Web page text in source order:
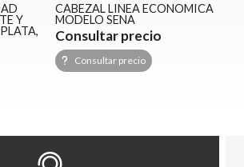
Y
CABEZAL LINEA ECONOMICA
MODELO SENA
Consultar precio
Consultar precio